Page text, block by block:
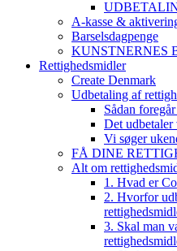
A-kasse &
Barselsdagpenge
KUNSTNERNES
Rettighedsmidler
Create Denmark
Udbetaling af
Sådan
Det
Vi søger
FÅ DINE
Alt om
1. Hvad er
2. Hvorfor
3. Skal man